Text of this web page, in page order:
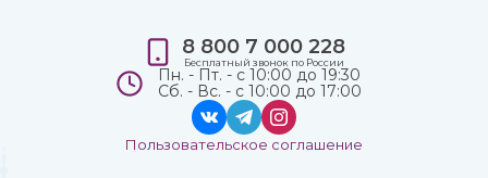
8 800 7 000 228
Бесплатный звонок по России
Пн. - Пт. - с 10:00 до 19:30
Сб. - Вс. - с 10:00 до 17:00
Пользовательское соглашение